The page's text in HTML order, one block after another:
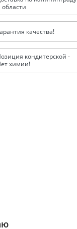
области
качества!
кондитерской -
химии!